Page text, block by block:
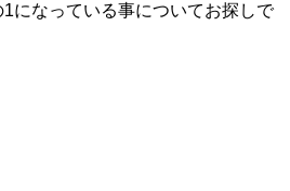
になっている事についてお探しで